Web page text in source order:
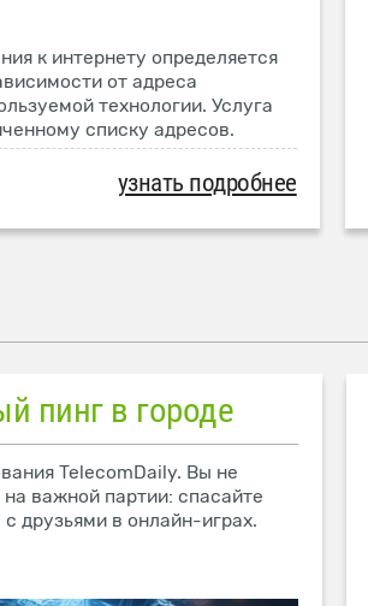
к интернету определяется
от адреса
технологии. Услуга
списку адресов.
узнать подробнее
пинг в городе
TelecomDaily. Вы не
важной партии: спасайте
друзьями в онлайн-играх.